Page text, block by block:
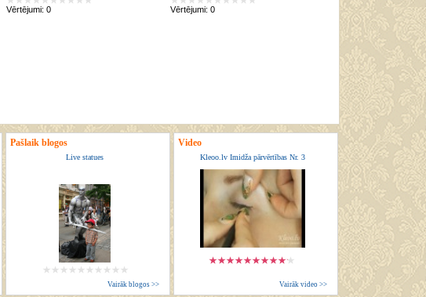
Vērtējumi: 0 Vērtējumi: 0
Pašlaik blogos
Live statues
Vairāk blogos >>
Video
Kleoo.lv Imidža pārvērtības Nr. 3
Vairāk video >>